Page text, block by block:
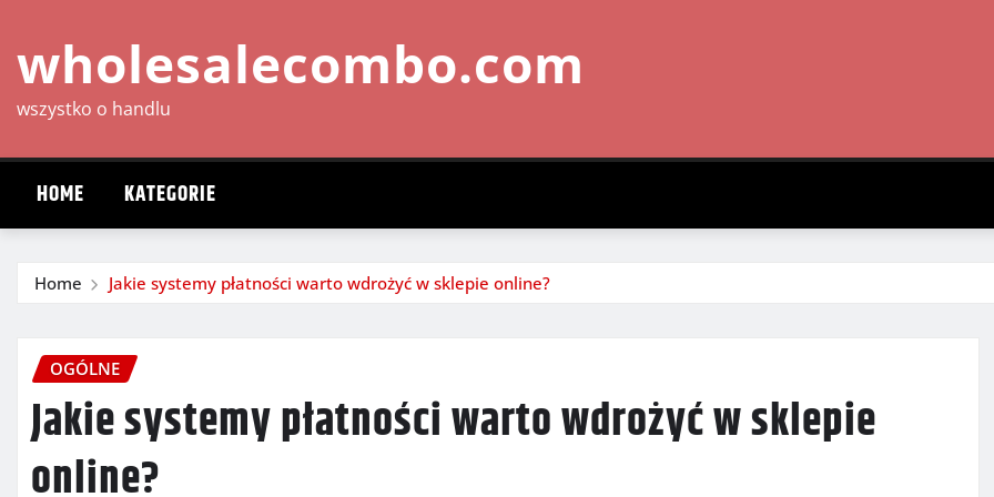
content
wholesalecombo.com
wszystko o handlu
HOME KATEGORIE
Home Jakie systemy płatności warto wdrożyć w sklepie online?
OGÓLNE
Jakie systemy płatności warto wdrożyć w sklepie
online?